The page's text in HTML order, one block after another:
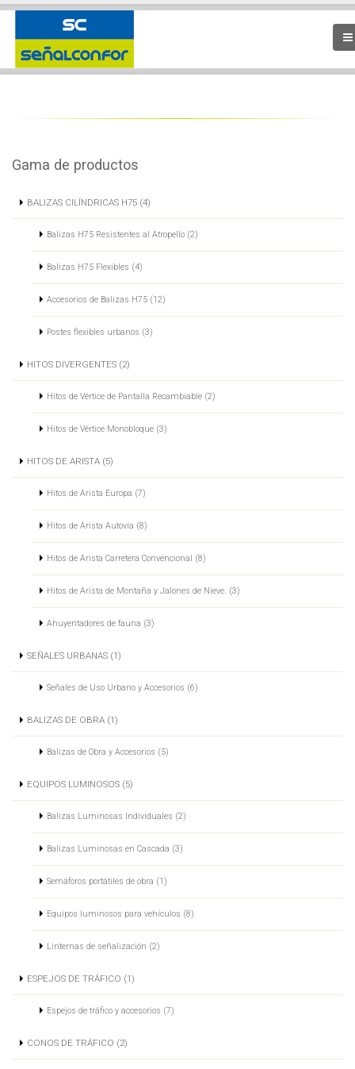
Gama de productos
BALIZAS CILÍNDRICAS H75 (4)
Balizas H75 Resistentes al Atropello (2)
Balizas H75 Flexibles (4)
Accesorios de Balizas H75 (12)
Postes flexibles urbanos (3)
HITOS DIVERGENTES (2)
Hitos de Vértice de Pantalla Recambiable (2)
Hitos de Vértice Monobloque (3)
HITOS DE ARISTA (5)
Hitos de Arista Europa (7)
Hitos de Arista Autovía (8)
Hitos de Arista Carretera Convencional (8)
Hitos de Arista de Montaña y Jalones de Nieve. (3)
Ahuyentadores de fauna (3)
SEÑALES URBANAS (1)
Señales de Uso Urbano y Accesorios (6)
BALIZAS DE OBRA (1)
Balizas de Obra y Accesorios (5)
EQUIPOS LUMINOSOS (5)
Balizas Luminosas Individuales (2)
Balizas Luminosas en Cascada (3)
Semáforos portátiles de obra (1)
Equipos luminosos para vehículos (8)
Linternas de señalización (2)
ESPEJOS DE TRÁFICO (1)
Espejos de tráfico y accesorios (7)
CONOS DE TRÁFICO (2)